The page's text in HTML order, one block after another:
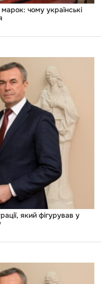
чому українські
який фігурував у